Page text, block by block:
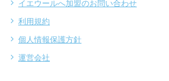
イエウールへ加盟のお問い合わせ
利用規約
個人情報保護方針
運営会社